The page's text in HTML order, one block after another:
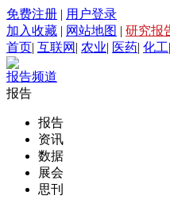
免费注册 | 用户登录
加入收藏 | 网站地图 | 研究报
首页| 互联网 | 农业| 医药| 化工|
报告频道
报告
报告
资讯
数据
展会
思刊